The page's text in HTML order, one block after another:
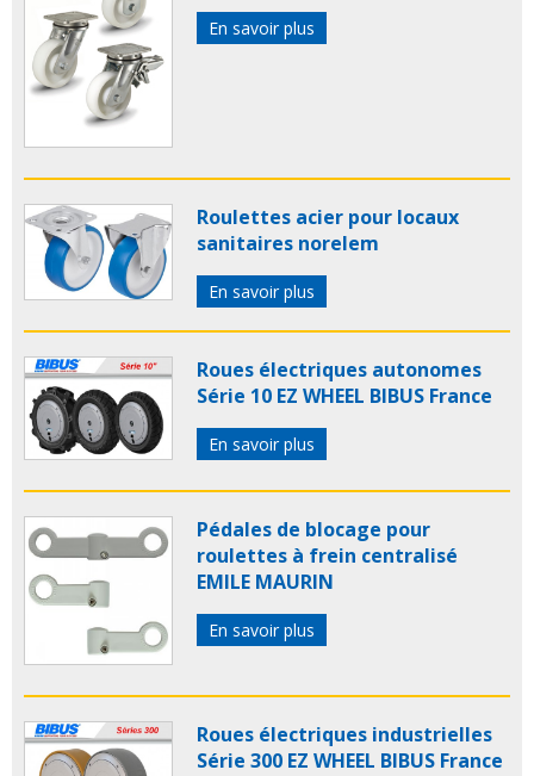
En savoir plus
Roulettes acier pour locaux
sanitaires norelem
En savoir plus
Roues électriques autonomes
Série 10 EZ WHEEL BIBUS France
En savoir plus
Pédales de blocage pour
roulettes à frein centralisé
EMILE MAURIN
En savoir plus
Roues électriques industrielles
Série 300 EZ WHEEL BIBUS France